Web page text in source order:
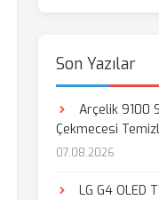
Son Yazılar
Arçelik 9100
Çekmecesi
07.08.2026
LG G4 OLED